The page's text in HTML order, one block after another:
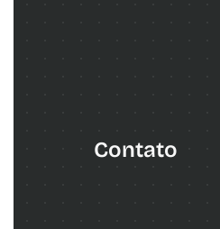
Contato